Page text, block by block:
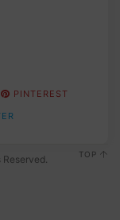
PINTEREST
TOP